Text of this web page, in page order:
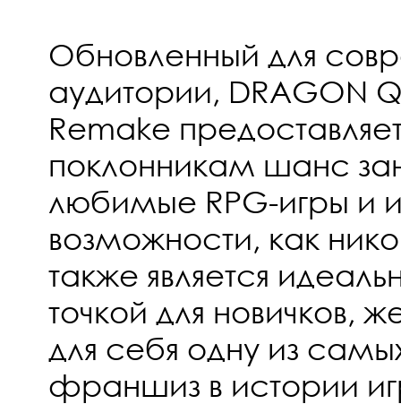
Обновленный для
аудитории, DRAGON
Remake
поклонникам шанс
любимые RPG-игры и
возможности, как
также является
точкой для новичков,
для себя одну из
франшиз в истории